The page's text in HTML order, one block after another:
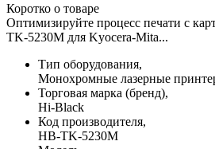
Коротко о товаре
Оптимизируйте процесс печати с
TK-5230M для Kyocera-Mita...
Тип оборудования,
Монохромные лазерные
Торговая марка (бренд),
Hi-Black
Код производителя,
HB-TK-5230M